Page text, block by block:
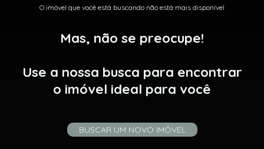
O imóvel que você está buscando não está mais disponível
Mas, não se preocupe!
Use a nossa busca para encontrar
o imóvel ideal para você
BUSCAR UM NOVO IMÓVEL